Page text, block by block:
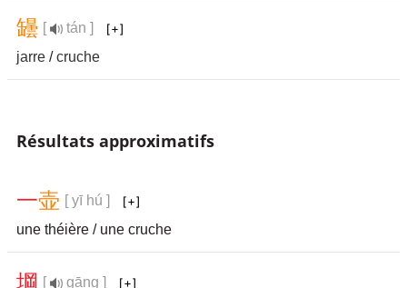
罎 [
tán ]
jarre /cruche
Résultats approximatifs
一壶 [ yī hú ]
une théière / une cruche
堈 [
gāng ]